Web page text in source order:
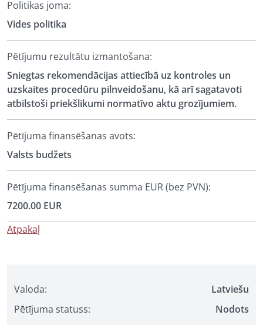
Valoda:
Latviešu
Pētījuma statuss:
Nodots
Politikas joma:
Vides politika
Pētījumu rezultātu izmantošana:
Sniegtas rekomendācijas attiecībā uz kontroles un
uzskaites procedūru pilnveidošanu, kā arī sagatavoti
atbilstoši priekšlikumi normatīvo aktu grozījumiem.
Pētījuma finansēšanas avots:
Valsts budžets
Pētījuma finansēšanas summa EUR (bez PVN):
7200.00 EUR
Atpakaļ